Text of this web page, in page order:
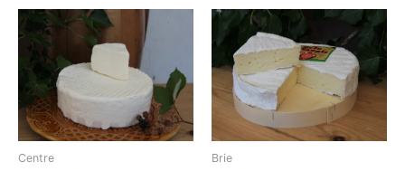
Centre Brie